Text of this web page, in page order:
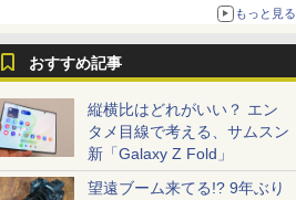
もっと見る
おすすめ記事
縦横比はどれがいい？ エン
タメ目線で考える、サムスン
新「Galaxy Z Fold」
望遠ブーム来てる!? 9年ぶり